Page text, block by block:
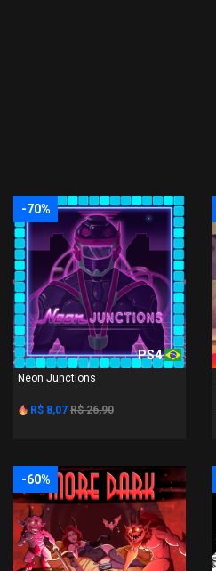
-70%
PS4
Neon Junctions
R$ 8,07 R$ 26,90
-60%